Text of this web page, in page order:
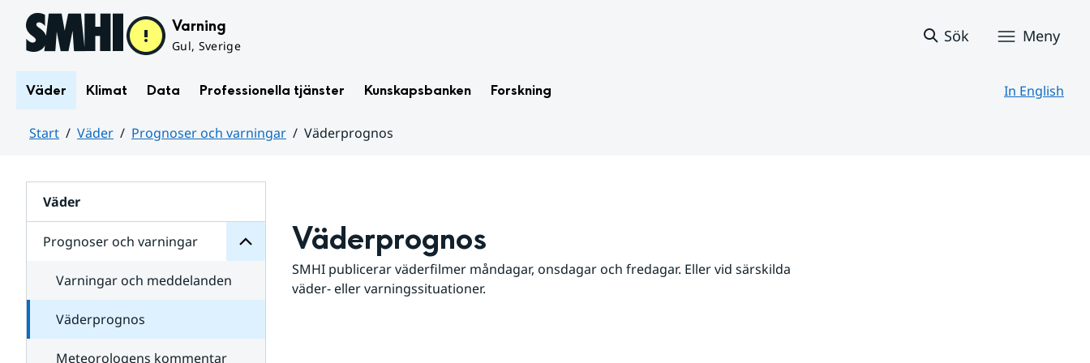
Hoppa till sidans innehåll Varning
Gul, Sverige
Sök Meny
Väder Klimat Data Professionella tjänster Kunskapsbanken Forskning In English
Start Väder Prognoser och varningar
Väderprognos
Väder
Prognoser och varningar
för
varningar
Varningar och meddelanden
Väderprognos
Meteorologens kommentar
Väderprognos
SMHI publicerar väderfilmer måndagar, onsdagar och fredagar. Eller vid särskilda
väder- eller varningssituationer.